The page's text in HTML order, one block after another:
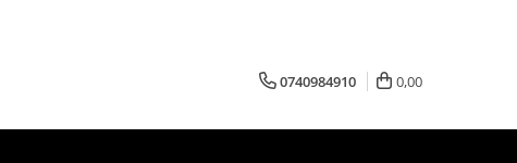
0740984910 0,00